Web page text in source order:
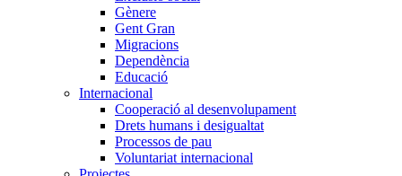
Gènere
Gent Gran
Migracions
Dependència
Educació
Internacional
Cooperació al desenvolupament
Drets humans i desigualtat
Processos de pau
Voluntariat internacional